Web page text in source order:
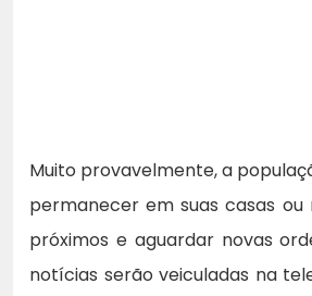
Muito provavelmente, a
permanecer em suas casas ou
próximos e aguardar novas
notícias serão veiculadas na